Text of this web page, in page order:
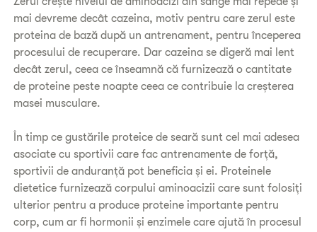
mai devreme decât cazeina, motiv pentru care zerul este
proteina de bază după un antrenament, pentru începerea
procesului de recuperare. Dar cazeina se digeră mai lent
decât zerul, ceea ce înseamnă că furnizează o cantitate
de proteine peste noapte ceea ce contribuie la creșterea
masei musculare.
În timp ce gustările proteice de seară sunt cel mai adesea
asociate cu sportivii care fac antrenamente de forță,
sportivii de anduranță pot beneficia și ei. Proteinele
dietetice furnizează corpului aminoacizii care sunt folosiți
ulterior pentru a produce proteine importante pentru
corp, cum ar fi hormonii și enzimele care ajută în procesul